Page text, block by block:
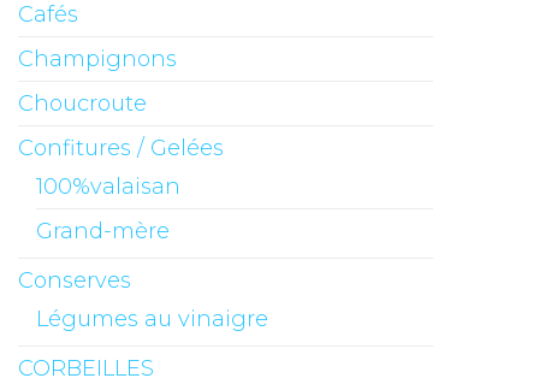
Cafés
Champignons
Choucroute
Confitures / Gelées
100%valaisan
Grand-mère
Conserves
Légumes au vinaigre
CORBEILLES